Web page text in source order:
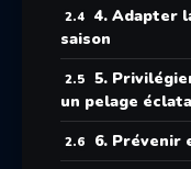
4. Adapter
saison
5.
un pelage
6. Prévenir